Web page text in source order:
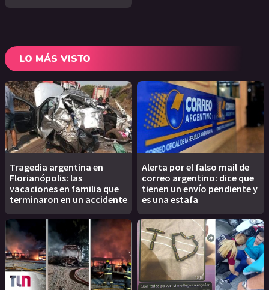
LO MÁS VISTO
Tragedia argentina en
Florianópolis: las
vacaciones en familia que
terminaron en un accidente
Alerta por el falso mail de
correo argentino: dice que
tienen un envío pendiente y
es una estafa